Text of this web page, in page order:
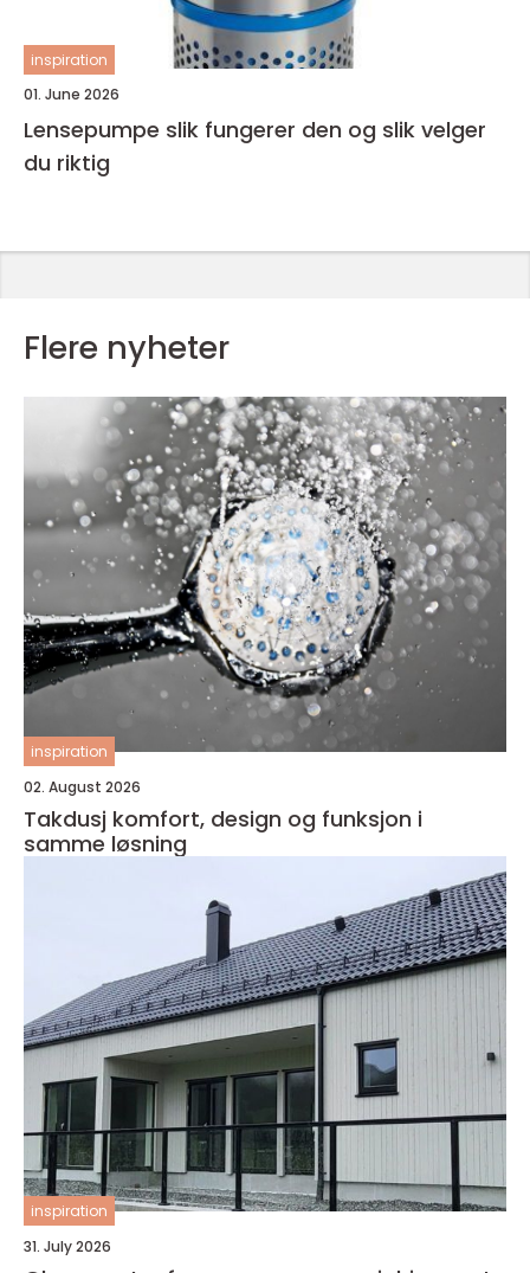
inspiration
01. June 2026
Lensepumpe slik fungerer den og slik velger
du riktig
Flere nyheter
inspiration
02. August 2026
Takdusj komfort, design og funksjon i
samme løsning
inspiration
31. July 2026